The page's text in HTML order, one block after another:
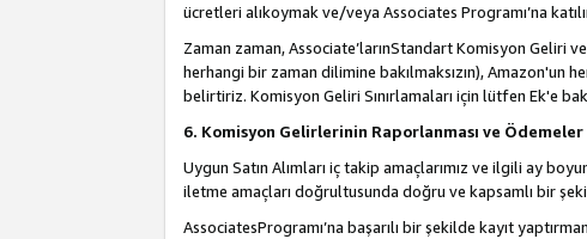
ücretleri alıkoymak ve/veya Associates Programı’na
Zaman zaman, Associate’larınStandart Komisyon Geliri
herhangi bir zaman dilimine bakılmaksızın), Amazon'un
belirtiriz. Komisyon Geliri Sınırlamaları için lütfen Ek'e
6. Komisyon Gelirlerinin Raporlanması ve Ödemeler
Uygun Satın Alımları iç takip amaçlarımız ve ilgili ay
iletme amaçları doğrultusunda doğru ve kapsamlı bir
AssociatesProgramı’na başarılı bir şekilde kayıt